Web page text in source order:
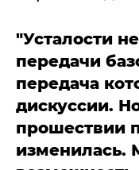
"Усталости
передачи
передача
дискуссии.
прошествии
изменилась.